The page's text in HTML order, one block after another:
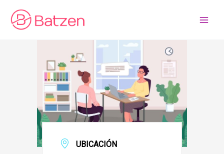
contenido
UBICACIÓN